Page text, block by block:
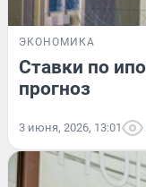
ЭКОНОМИКА
Ставки по
прогноз
3 июня, 2026, 13:01